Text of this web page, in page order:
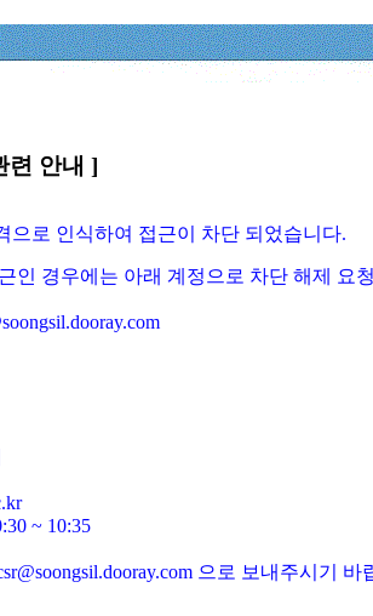
련 안내 ]
으로 인식하여 접근이 차단 되었습니다.
인 경우에는 아래 계정으로 차단 해제 요
~ 10:35
으로 보내주시기 바